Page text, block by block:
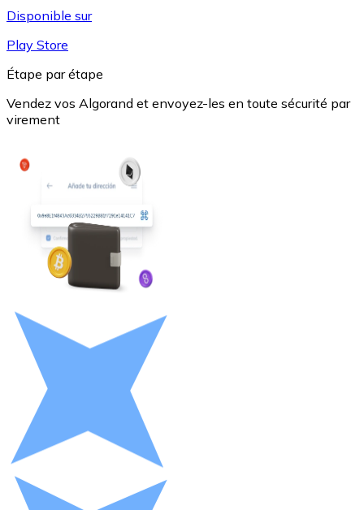
LTC
XRP
Disponible sur
Play Store
Étape par étape
Vendez vos Algorand et envoyez-les en toute sécurité par
virement